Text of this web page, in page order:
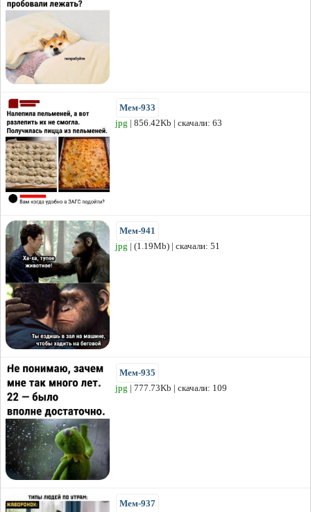
Мем-933
jpg | 856.42Kb | скачали: 63
Мем-941
jpg | (1.19Mb) | скачали: 51
Мем-935
jpg | 777.73Kb | скачали: 109
Мем-937